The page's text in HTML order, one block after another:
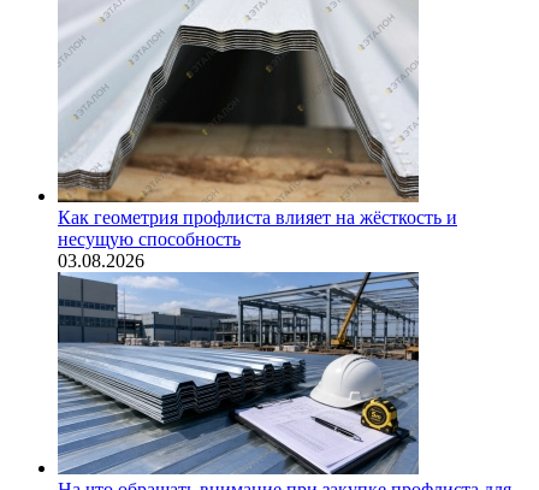
Как геометрия профлиста влияет на жёсткость и
несущую способность
03.08.2026